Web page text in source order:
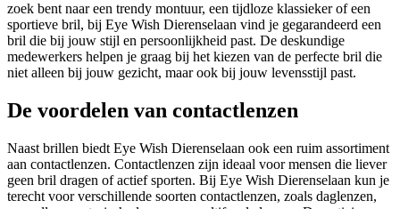
zoek bent naar een trendy montuur, een tijdloze klassieker of een
sportieve bril, bij Eye Wish Dierenselaan vind je gegarandeerd een
bril die bij jouw stijl en persoonlijkheid past. De deskundige
medewerkers helpen je graag bij het kiezen van de perfecte bril die
niet alleen bij jouw gezicht, maar ook bij jouw levensstijl past.
De voordelen van contactlenzen
Naast brillen biedt Eye Wish Dierenselaan ook een ruim assortiment
aan contactlenzen. Contactlenzen zijn ideaal voor mensen die liever
geen bril dragen of actief sporten. Bij Eye Wish Dierenselaan kun je
terecht voor verschillende soorten contactlenzen, zoals daglenzen,